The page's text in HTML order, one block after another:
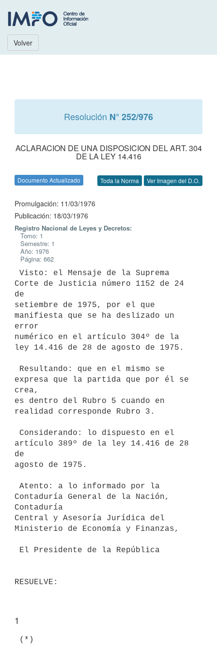
Volver
Resolución N° 252/976
ACLARACION DE UNA DISPOSICION DEL ART. 304
DE LA LEY 14.416
Documento Actualizado Toda la Norma Ver Imagen del D.O.
Promulgación: 11/03/1976
Publicación: 18/03/1976
Registro Nacional de Leyes y Decretos:
Tomo: 1
Semestre: 1
Año: 1976
Página: 662
Corte de Justicia número 1152 de 24
de
setiembre de 1975, por el que
manifiesta que se ha deslizado un
error
numérico en el artículo 304º de la
ley 14.416 de 28 de agosto de 1975.
expresa que la partida que por él se
crea,
es dentro del Rubro 5 cuando en
realidad corresponde Rubro 3.
artículo 389º de la ley 14.416 de 28
de
agosto de 1975.
Contaduría General de la Nación,
Contaduría
Central y Asesoría Jurídica del
Ministerio de Economía y Finanzas,
1